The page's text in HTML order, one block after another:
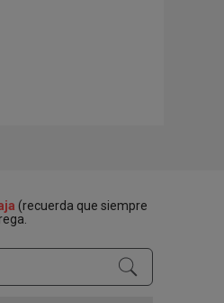
(recuerda que siempre